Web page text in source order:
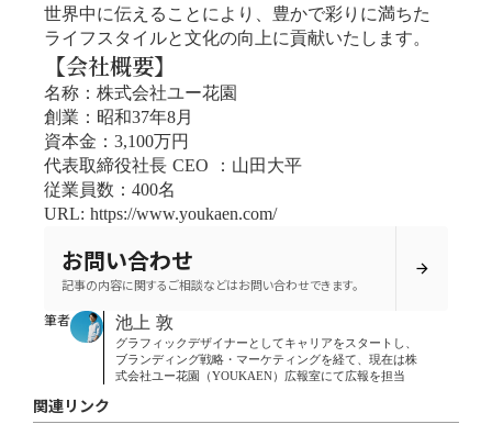
世界中に伝えることにより、豊かで彩りに満ちた
ライフスタイルと文化の向上に貢献いたします。
【会社概要】
名称：株式会社ユー花園
創業：昭和37年8月
資本金：3,100万円
代表取締役社長 CEO ：山田大平
従業員数：400名
URL: https://www.youkaen.com/
お問い合わせ
記事の内容に関するご相談などはお問い合わせできます。
arrow_forward
筆者 池上 敦
グラフィックデザイナーとしてキャリアをスタートし、
ブランディング戦略・マーケティングを経て、現在は株
式会社ユー花園（YOUKAEN）広報室にて広報を担当
関連リンク